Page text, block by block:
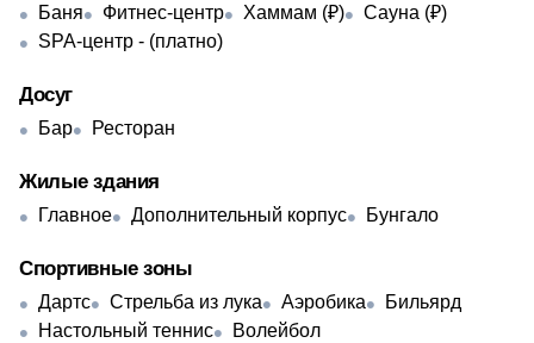
Баня Фитнес-центр Хаммам (₽)
Сауна (₽)
SPA-центр - (платно)
Досуг
Бар Ресторан
Жилые здания
Главное Дополнительный корпус Бунгало
Спортивные зоны
Дартс Стрельба из лука Аэробика
Бильярд
Настольный теннис
Волейбол